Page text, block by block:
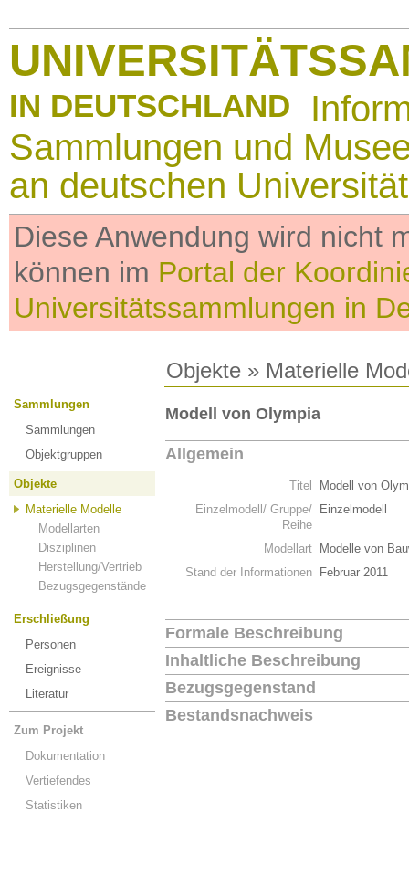
IN DEUTSCHLAND
Sammlungen und
an deutschen
Diese Anwendung wird nicht
können im Portal der
Universitätssammlungen in
Objekte » Materielle
Sammlungen
Sammlungen
Objektgruppen
Objekte
Materielle Modelle
Modellarten
Disziplinen
Herstellung/Vertrieb
Bezugsgegenstände
Erschließung
Personen
Ereignisse
Literatur
Zum Projekt
Dokumentation
Vertiefendes
Statistiken
Modell von Olympia
Allgemein
Titel
Modell von
Einzelmodell/ Gruppe/
Reihe
Einzelmodell
Modellart
Modelle von
Stand der Informationen
Februar 2011
Formale Beschreibung
Inhaltliche Beschreibung
Bezugsgegenstand
Bestandsnachweis